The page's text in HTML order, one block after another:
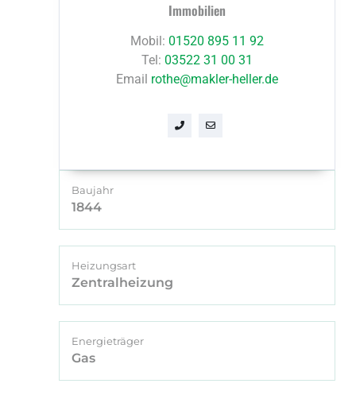
Immobilien
Mobil: 01520 895 11 92
Tel: 03522 31 00 31
Email rothe@makler-heller.de
Baujahr
1844
Heizungsart
Zentralheizung
Energieträger
Gas